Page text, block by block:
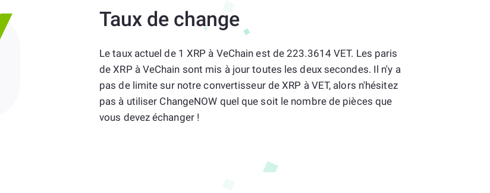
Taux de change
Le taux actuel de 1 XRP à VeChain est de 223.3614 VET. Les paris
de XRP à VeChain sont mis à jour toutes les deux secondes. Il n'y a
pas de limite sur notre convertisseur de XRP à VET, alors n'hésitez
pas à utiliser ChangeNOW quel que soit le nombre de pièces que
vous devez échanger !